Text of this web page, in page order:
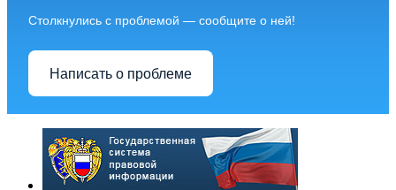
Столкнулись с проблемой — сообщите о ней!
Написать о проблеме